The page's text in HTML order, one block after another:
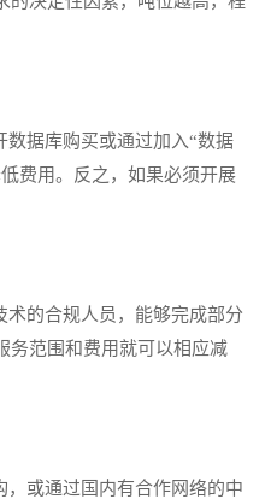
据库购买或通过加入“数据
费用。反之，如果必须开展
的合规人员，能够完成部分
务范围和费用就可以相应减
或通过国内有合作网络的中